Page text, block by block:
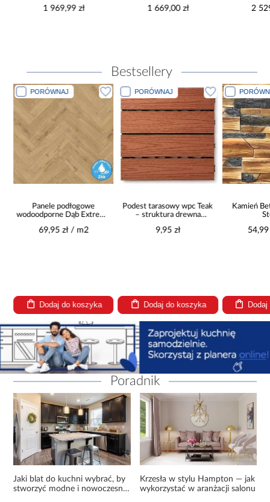
1 969,99 zł 1 669,00 zł 2
Bestsellery
PORÓWNAJ
Panele podłogowe
wodoodporne Dąb Extreme
K326
69,95 zł / m2
Dodaj do koszyka
PORÓWNAJ
Podest tarasowy wpc Teak
– struktura drewna
9,95 zł
Dodaj do koszyka
Kamień
54,99
Poradnik
Jaki blat do kuchni wybrać, by
stworzyć modne i nowoczesne
Krzesła w stylu Hampton — jak
wykorzystać w aranżacji salonu